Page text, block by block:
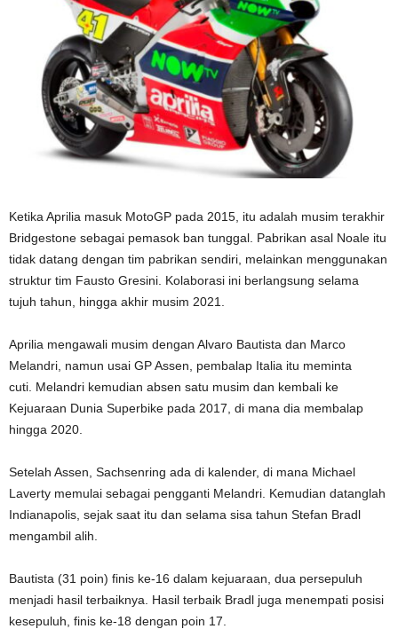
Ketika Aprilia masuk MotoGP pada 2015, itu adalah musim terakhir
Bridgestone sebagai pemasok ban tunggal. Pabrikan asal Noale itu
tidak datang dengan tim pabrikan sendiri, melainkan menggunakan
struktur tim Fausto Gresini. Kolaborasi ini berlangsung selama
tujuh tahun, hingga akhir musim 2021.
Aprilia mengawali musim dengan Alvaro Bautista dan Marco
Melandri, namun usai GP Assen, pembalap Italia itu meminta
cuti. Melandri kemudian absen satu musim dan kembali ke
Kejuaraan Dunia Superbike pada 2017, di mana dia membalap
hingga 2020.
Setelah Assen, Sachsenring ada di kalender, di mana Michael
Laverty memulai sebagai pengganti Melandri. Kemudian datanglah
Indianapolis, sejak saat itu dan selama sisa tahun Stefan Bradl
mengambil alih.
Bautista (31 poin) finis ke-16 dalam kejuaraan, dua persepuluh
menjadi hasil terbaiknya. Hasil terbaik Bradl juga menempati posisi
kesepuluh, finis ke-18 dengan poin 17.